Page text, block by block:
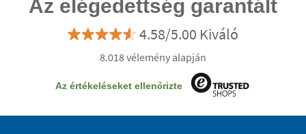
Az elégedettség garantált
4.58/5.00 Kiváló
8.018 vélemény alapján
Az értékeléseket ellenőrizte